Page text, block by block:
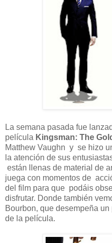
La semana pasada fue
película Kingsman: The
Matthew Vaughn y se hizo
la atención de sus
están llenas de material de
juega con momentos de
del film para que podáis
disfrutar. Donde también
Bourbon, que desempeña
de la película.